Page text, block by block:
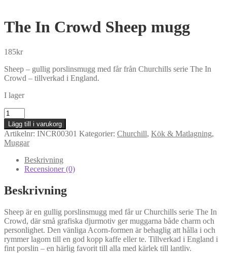
The In Crowd Sheep mugg
185kr
Sheep – gullig porslinsmugg med får från Churchills serie The In
Crowd – tillverkad i England.
I lager
The
In
Crowd
Sheep
mugg
mängd
Lägg till i varukorg
Artikelnr: INCR00301 Kategorier: Churchill, Kök & Matlagning,
Muggar
Beskrivning
Recensioner (0)
Beskrivning
Sheep är en gullig porslinsmugg med får ur Churchills serie The In
Crowd, där små grafiska djurmotiv ger muggarna både charm och
personlighet. Den vänliga Acorn-formen är behaglig att hålla i och
rymmer lagom till en god kopp kaffe eller te. Tillverkad i England i
fint porslin – en härlig favorit till alla med kärlek till lantliv.